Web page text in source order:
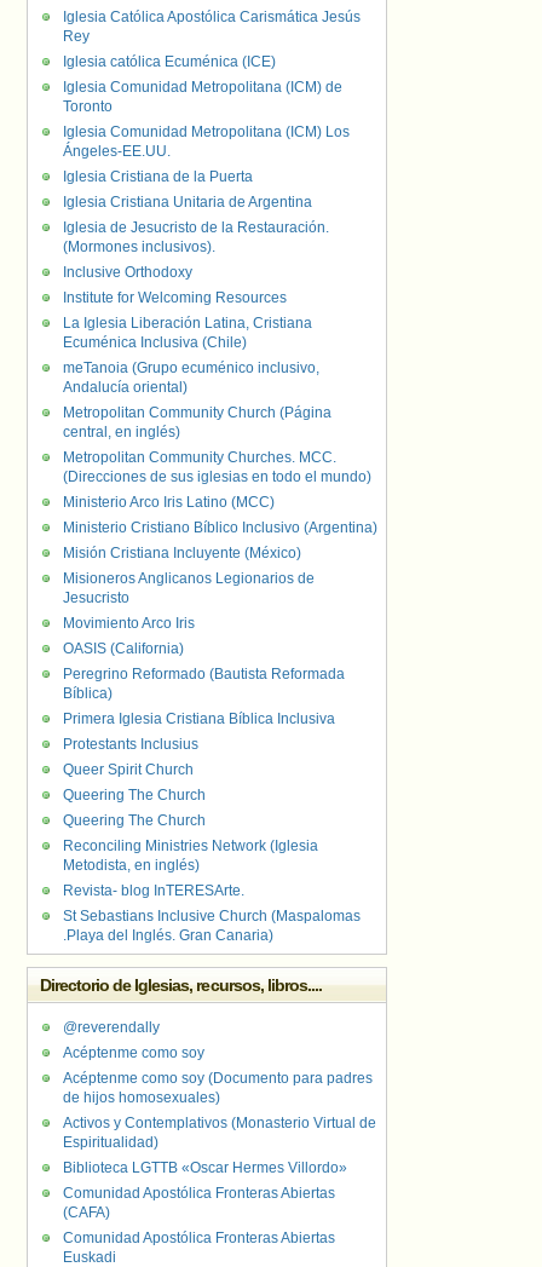
Iglesia Católica Apostólica Carismática Jesús
Rey
Iglesia católica Ecuménica (ICE)
Iglesia Comunidad Metropolitana (ICM) de
Toronto
Iglesia Comunidad Metropolitana (ICM) Los
Ángeles-EE.UU.
Iglesia Cristiana de la Puerta
Iglesia Cristiana Unitaria de Argentina
Iglesia de Jesucristo de la Restauración.
(Mormones inclusivos).
Inclusive Orthodoxy
Institute for Welcoming Resources
La Iglesia Liberación Latina, Cristiana
Ecuménica Inclusiva (Chile)
meTanoia (Grupo ecuménico inclusivo,
Andalucía oriental)
Metropolitan Community Church (Página
central, en inglés)
Metropolitan Community Churches. MCC.
(Direcciones de sus iglesias en todo el mundo)
Ministerio Arco Iris Latino (MCC)
Ministerio Cristiano Bíblico Inclusivo (Argentina)
Misión Cristiana Incluyente (México)
Misioneros Anglicanos Legionarios de
Jesucristo
Movimiento Arco Iris
OASIS (California)
Peregrino Reformado (Bautista Reformada
Bíblica)
Primera Iglesia Cristiana Bíblica Inclusiva
Protestants Inclusius
Queer Spirit Church
Queering The Church
Queering The Church
Reconciling Ministries Network (Iglesia
Metodista, en inglés)
Revista- blog InTERESArte.
St Sebastians Inclusive Church (Maspalomas
.Playa del Inglés. Gran Canaria)
Directorio de Iglesias, recursos, libros....
@reverendally
Acéptenme como soy
Acéptenme como soy (Documento para padres
de hijos homosexuales)
Activos y Contemplativos (Monasterio Virtual de
Espiritualidad)
Biblioteca LGTTB «Oscar Hermes Villordo»
Comunidad Apostólica Fronteras Abiertas
(CAFA)
Comunidad Apostólica Fronteras Abiertas
Euskadi